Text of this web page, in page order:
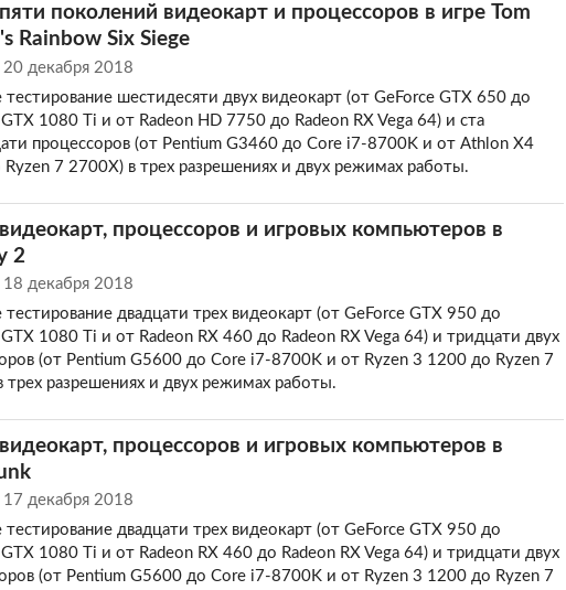
поколений видеокарт и процессоров в игре Tom
Rainbow Six Siege
20 декабря 2018
шестидесяти двух видеокарт (от GeForce GTX 650 до
1080 Ti и от Radeon HD 7750 до Radeon RX Vega 64) и ста
процессоров (от Pentium G3460 до Core i7-8700K и от Athlon X4
7 2700X) в трех разрешениях и двух режимах работы.
процессоров и игровых компьютеров в
2
18 декабря 2018
двадцати трех видеокарт (от GeForce GTX 950 до
1080 Ti и от Radeon RX 460 до Radeon RX Vega 64) и тридцати двух
(от Pentium G5600 до Core i7-8700K и от Ryzen 3 1200 до Ryzen 7
трех разрешениях и двух режимах работы.
процессоров и игровых компьютеров в
17 декабря 2018
двадцати трех видеокарт (от GeForce GTX 950 до
1080 Ti и от Radeon RX 460 до Radeon RX Vega 64) и тридцати двух
(от Pentium G5600 до Core i7-8700K и от Ryzen 3 1200 до Ryzen 7